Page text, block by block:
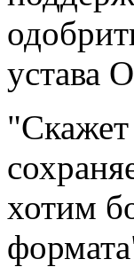
устава
хотим